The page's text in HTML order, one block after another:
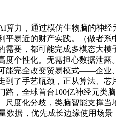
，通过模仿生物脑的神经
平易近的财产实践。（做者
需要，都可能完成多模态大
度个性化。无需担心数据泄
能完全改变贸易模式——企业
到了手艺瓶颈，正从算法、
路，全球首台100亿神经元类
尺度化分歧，类脑智能支撑
数据，优先成长边缘使用场